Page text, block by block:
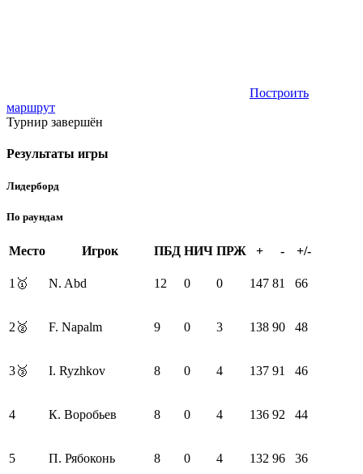
Построить
маршрут
Турнир завершён
Результаты игры
Лидерборд
По раундам
Место Игрок ПБД НИЧ ПРЖ + - +/-
1 🥇 N. Abd 12 0 0 147 81 66
2 🥈 F. Napalm 9 0 3 138 90 48
3🥉 I. Ryzhkov 8 0 4 137 91 46
4 К. Воробьев 8 0 4 136 92 44
5 П. Рябоконь 8 0 4 132 96 36